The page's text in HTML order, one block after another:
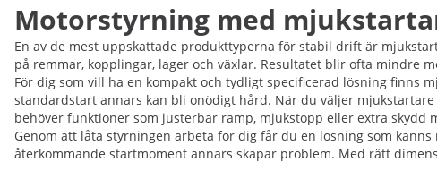
Motorstyrning med
En av de mest uppskattade produkttyperna för stabil drift är
på remmar, kopplingar, lager och växlar. Resultatet blir ofta mindre
För dig som vill ha en kompakt och tydligt specificerad lösning finns
standardstart annars kan bli onödigt hård. När du väljer
behöver funktioner som justerbar ramp, mjukstopp eller extra
Genom att låta styrningen arbeta för dig får du en lösning som
återkommande startmoment annars skapar problem. Med rätt